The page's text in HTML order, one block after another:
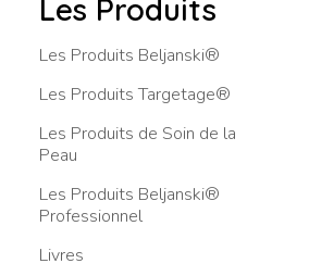
Les Produits
Les Produits Beljanski®
Les Produits Targetage®
Les Produits de Soin de la
Peau
Les Produits Beljanski®
Professionnel
Livres